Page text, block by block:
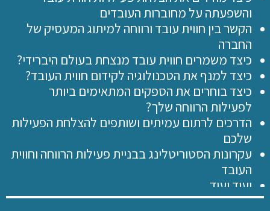
והשפעתה על מחוברות העובדים
הקשר בין חווית עובד ורווחה למיתוג המעסיק של
החברה
כיצד משמרים חווית עובד מנצחת בעולם היברידי?
כיצד למנף את הטכנולוגיה לקידום חווית העובד?
כיצד בוחרים את הספקים המתאימים ביותר
לפעילות הרווחה שלך?
הדרכים לרתום עמיתים ושותפים להצלחת הפעילות
שלכם
עקרונות הסטוריטלינג בבניית פעילות הרווחה וחווית
העובד
ועוד ועוד…